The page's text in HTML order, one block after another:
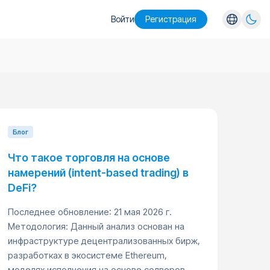
Войти Pегистрация
Блог
Что такое торговля на основе
намерений (intent-based trading) в
DeFi?
Последнее обновление: 21 мая 2026 г.
Методология: Данный анализ основан на
инфраструктуре децентрализованных бирж,
разработках в экосистеме Ethereum,